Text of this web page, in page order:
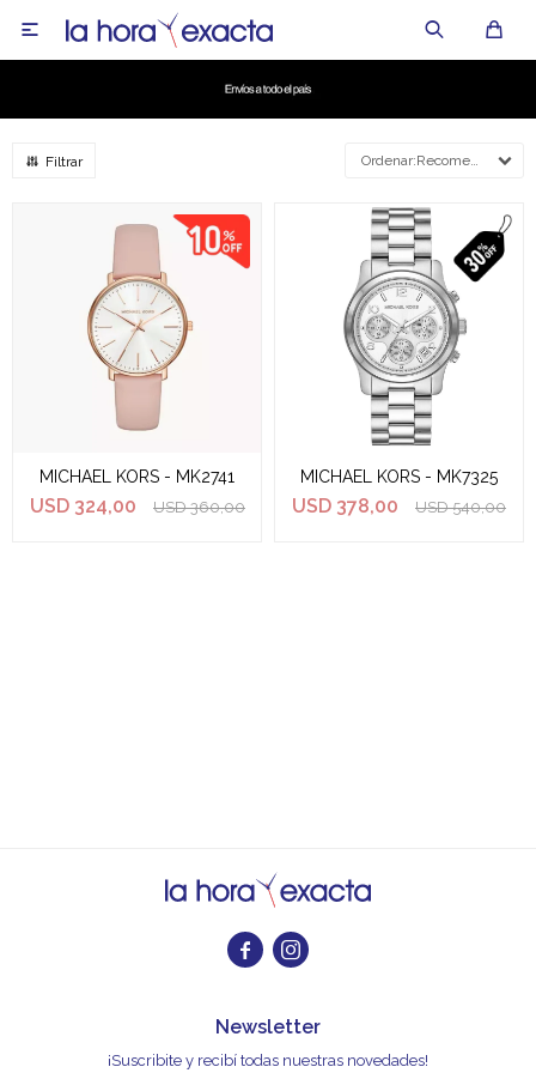

Recomendados
MICHAEL KORS - MK2741
USD 324,00 USD 360,00
MICHAEL KORS - MK7325
USD 378,00 USD 540,00
 
Newsletter
¡Suscribite y recibí todas nuestras novedades!